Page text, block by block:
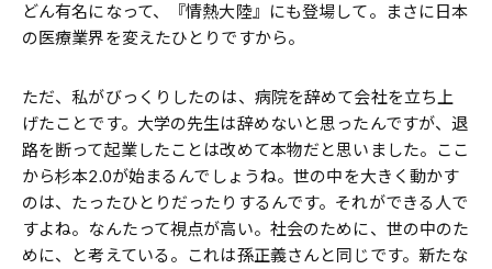
どん有名になって、『情熱大陸』にも登場して。まさに日本
の医療業界を変えたひとりですから。
ただ、私がびっくりしたのは、病院を辞めて会社を立ち上
げたことです。大学の先生は辞めないと思ったんですが、退
路を断って起業したことは改めて本物だと思いました。ここ
から杉本2.0が始まるんでしょうね。世の中を大きく動かす
のは、たったひとりだったりするんです。それができる人で
すよね。なんたって視点が高い。社会のために、世の中のた
めに、と考えている。これは孫正義さんと同じです。新たな